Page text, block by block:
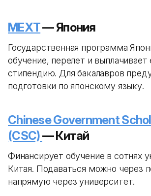
MEXT— Япония
Государственная программа
обучение, перелет и
стипендию. Для бакалавров
подготовки по японскому языку.
Chinese Government
(CSC)— Китай
Финансирует обучение в сотнях
Китая. Подаваться можно через
напрямую через университет.